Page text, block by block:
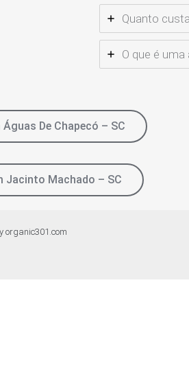
Quanto
O que é
Águas De Chapecó – SC
Jacinto Machado – SC
organic301.com